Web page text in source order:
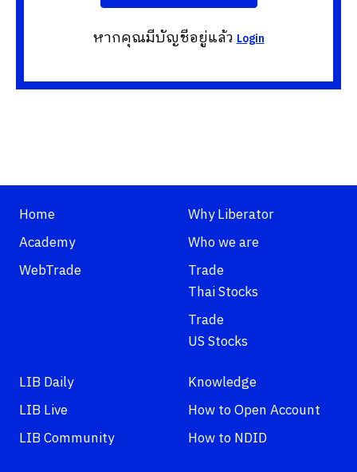
หากคุณมีบัญชีอยู่แล้วLogin
Home
Academy
WebTrade
Why Liberator
Who we are
Trade
Thai Stocks
Trade
US Stocks
LIB Daily
LIB Live
LIB Community
Knowledge
How to Open Account
How to NDID